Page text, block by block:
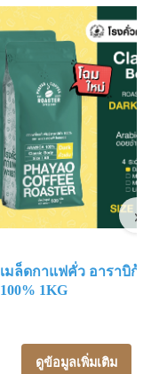
›
เมล็ดกาแฟคั่ว อาราบิก้า
100% 1KG
ดูข้อมูลเพิ่มเติม